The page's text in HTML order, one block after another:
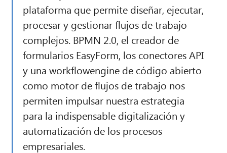
plataforma que permite diseñar, ejecutar,
procesar y gestionar flujos de trabajo
complejos. BPMN 2.0, el creador de
formularios EasyForm, los conectores API
y una workflowengine de código abierto
como motor de flujos de trabajo nos
permiten impulsar nuestra estrategia
para la indispensable digitalización y
automatización de los procesos
empresariales.